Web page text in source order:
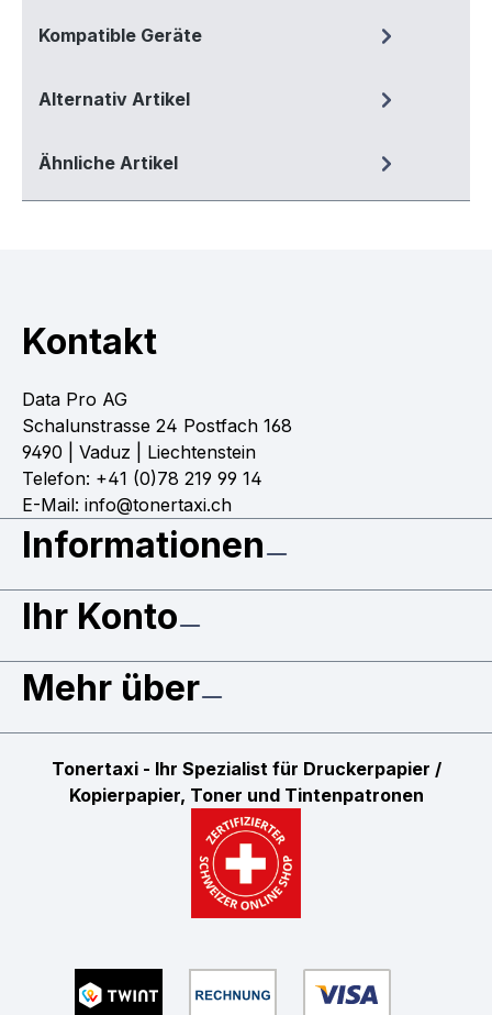
Kompatible Geräte
Alternativ Artikel
Ähnliche Artikel
Kontakt
Data Pro AG
Schalunstrasse 24 Postfach 168
9490 | Vaduz | Liechtenstein
Telefon: +41 (0)78 219 99 14
E-Mail: info@tonertaxi.ch
Informationen
Ihr Konto
Mehr über
Tonertaxi - Ihr Spezialist für Druckerpapier /
Kopierpapier, Toner und Tintenpatronen